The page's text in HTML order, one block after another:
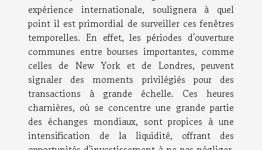
expérience internationale, soulignera à quel
point il est primordial de surveiller ces fenêtres
temporelles. En effet, les périodes d'ouverture
communes entre bourses importantes, comme
celles de New York et de Londres, peuvent
signaler des moments privilégiés pour des
transactions à grande échelle. Ces heures
charnières, où se concentre une grande partie
des échanges mondiaux, sont propices à une
intensification de la liquidité, offrant des